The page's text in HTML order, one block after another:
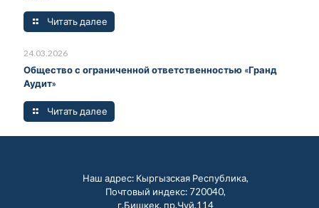
Читать далее
24.03.2026
Общество с ограниченной ответственностью «Гранд
Аудит»
Читать далее
Наш адрес: Кыргызская Республика,
Почтовый индекс: 720040,
г.Бишкек, пр.Чуй,114